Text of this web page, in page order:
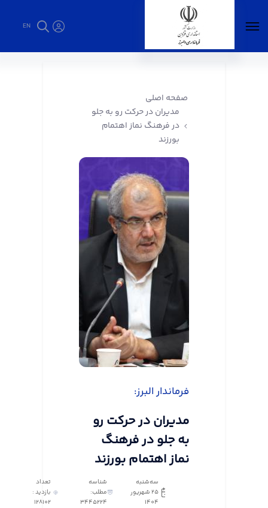
EN
صفحه اصلی
مدیران در حرکت رو به جلو
در فرهنگ نماز اهتمام
بورزند
فرماندار البرز:
مدیران در حرکت رو
به جلو در فرهنگ
نماز اهتمام بورزند
سه‌شنبه
25 شهریور
1404
شناسه
مطلب:
3445224
تعداد
بازدید :
128102